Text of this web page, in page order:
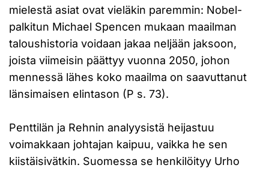
mielestä asiat ovat vieläkin paremmin: Nobel-
palkitun Michael Spencen mukaan maailman
taloushistoria voidaan jakaa neljään jaksoon,
joista viimeisin päättyy vuonna 2050, johon
mennessä lähes koko maailma on saavuttanut
länsimaisen elintason (P s. 73).
Penttilän ja Rehnin analyysistä heijastuu
voimakkaan johtajan kaipuu, vaikka he sen
kiistäisivätkin. Suomessa se henkilöityy Urho